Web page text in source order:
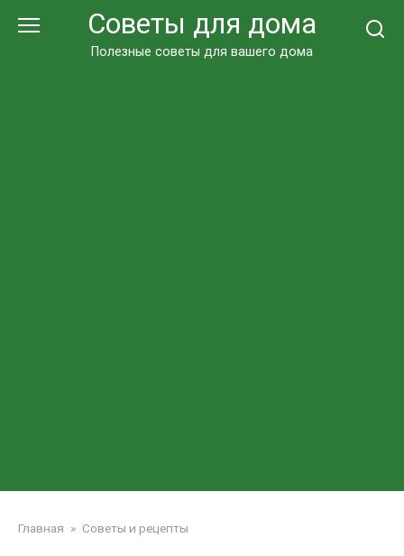
Советы для дома
Полезные советы для вашего дома
Главная » Советы и рецепты